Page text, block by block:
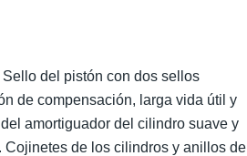
del pistón con dos sellos
de compensación, larga vida útil y
amortiguador del cilindro suave y
de los cilindros y anillos de